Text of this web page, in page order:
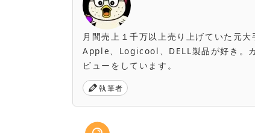
月間売上１千万以上売り上げていた
Apple、Logicool、DELL製品が好き。
ビューをしています。
執筆者